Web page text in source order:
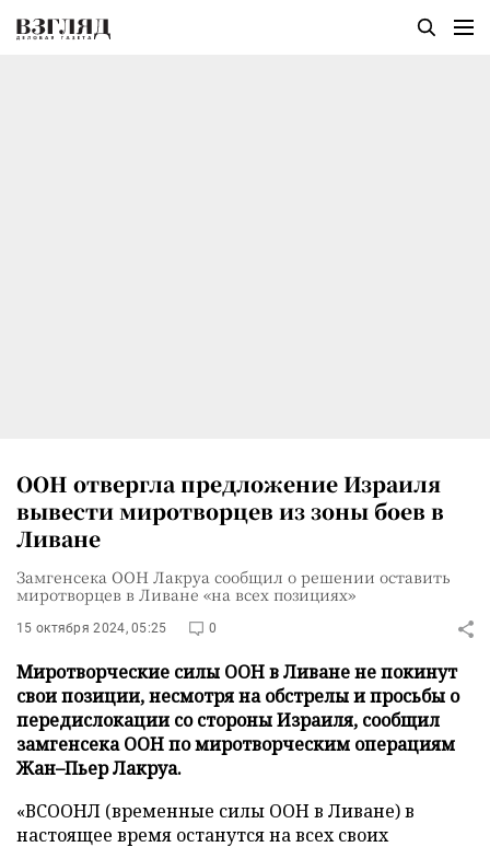
ООН отвергла предложение Израиля
вывести миротворцев из зоны боев в
Ливане
Замгенсека ООН Лакруа сообщил о решении оставить
миротворцев в Ливане «на всех позициях»
15 октября 2024, 05:25 0
Миротворческие силы ООН в Ливане не покинут
свои позиции, несмотря на обстрелы и просьбы о
передислокации со стороны Израиля, сообщил
замгенсека ООН по миротворческим операциям
Жан–Пьер Лакруа.
«ВСООНЛ (временные силы ООН в Ливане) в
настоящее время останутся на всех своих